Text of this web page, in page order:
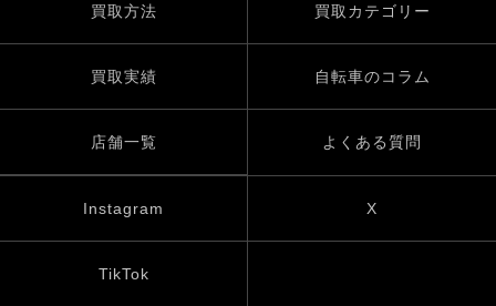
買取方法 買取カテゴリー
買取実績 自転車のコラム
店舗一覧 よくある質問
Instagram X
TikTok